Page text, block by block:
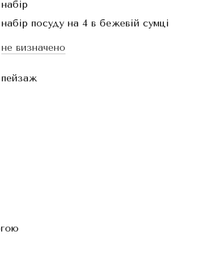
набір
набір посуду на 4 в бежевій сумці
не визначено
пейзаж